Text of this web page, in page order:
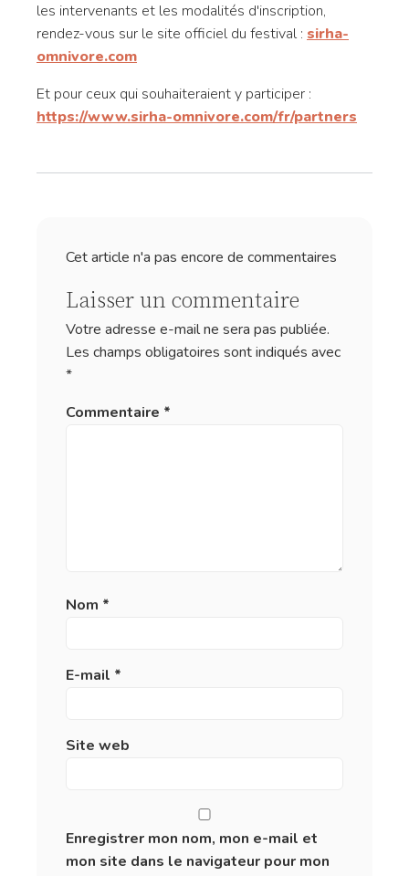
les intervenants et les modalités d'inscription,
rendez-vous sur le site officiel du festival : sirha-
omnivore.com
Et pour ceux qui souhaiteraient y participer :
https://www.sirha-omnivore.com/fr/partners
Cet article n'a pas encore de commentaires
Laisser un commentaire
Votre adresse e-mail ne sera pas publiée.
Les champs obligatoires sont indiqués avec
*
Commentaire *
Nom *
E-mail *
Site web
Enregistrer mon nom, mon e-mail et
mon site dans le navigateur pour mon